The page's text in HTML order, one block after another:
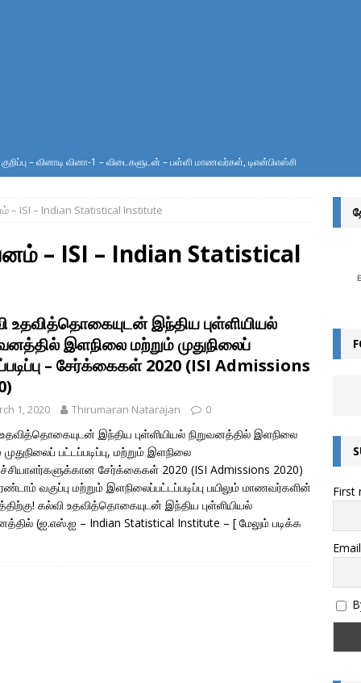
– வினாடி வினா-1 – விடைகளுடன் – பள்ளி மாணவர்கள், டிஎன்பிஎஸ்சி
தீனி பொட்டலங்களில் அடைக்கப்பட்டிருக்கும் வாயு எது? ஏன்?
என்றால் என்ன? அதன் வகைகள் யாவை? – இலக்கணம் அறிவோம்!
என்ன? – சொல்லின் வகைகள் யாவை? – இலக்கணம் அறிவோம்!
வகைகள் – இலக்கணம் அறிவோம்
இலக்கண வகைகள் – இலக்கணம் அறிவோம்
– இந்திய எண் முறை மற்றும் பன்னாட்டு எண் முறை (Indian and
கணிதம்
என்றால் என்ன? – இலக்கணம்
இலக்கணம்
அறிவியல் காரணம் என்ன? | குருவிரொட்டி
அறிவியல் /
– ISI – Indian Statistical Institute
– ISI – Indian Statistical
உதவித்தொகையுடன் இந்திய புள்ளியியல்
இளநிலை மற்றும் முதுநிலைப்
– சேர்க்கைகள் 2020 (ISI Admissions
1, 2020 Thirumaran Natarajan 0
இந்திய புள்ளியியல் நிறுவனத்தில் இளநிலை
முதுநிலைப் பட்டப்படிப்பு, மற்றும் இளநிலை
சேர்க்கைகள் 2020 (ISI Admissions 2020)
வகுப்பு மற்றும் இளநிலைப்பட்டப்படிப்பு பயிலும் மாணவர்களின்
கல்வி உதவித்தொகையுடன் இந்திய புள்ளியியல்
(ஐ.எஸ்.ஐ – Indian Statistical Institute – [ மேலும் படிக்க
First
Email